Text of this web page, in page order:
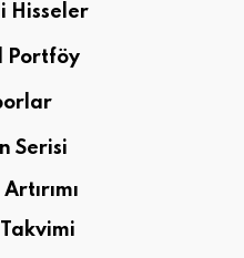
Hisseler
Portföy
Serisi